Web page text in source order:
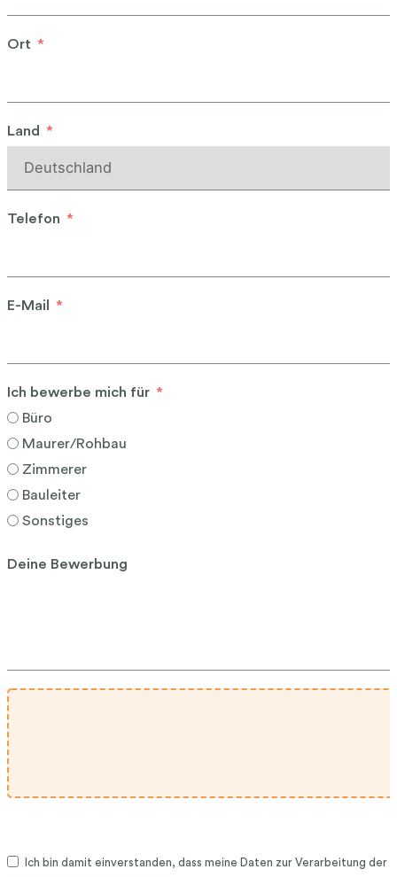
Ort
Land
Telefon
E-Mail
Ich bewerbe mich für
Büro
Maurer/Rohbau
Zimmerer
Bauleiter
Sonstiges
Deine Bewerbung
Ich bin damit einverstanden, dass meine Daten zur Verarbeitung